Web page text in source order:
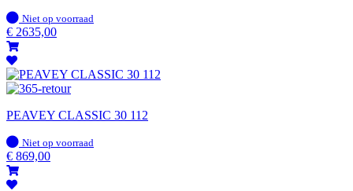
Op
voorraad
Niet op voorraad
€ 2635,00
PEAVEY CLASSIC 30 112
Op
voorraad
Niet op voorraad
€ 869,00